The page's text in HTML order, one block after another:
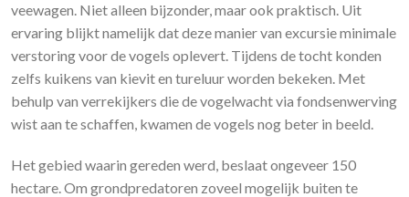
veewagen. Niet alleen bijzonder, maar ook praktisch. Uit
ervaring blijkt namelijk dat deze manier van excursie minimale
verstoring voor de vogels oplevert. Tijdens de tocht konden
zelfs kuikens van kievit en tureluur worden bekeken. Met
behulp van verrekijkers die de vogelwacht via fondsenwerving
wist aan te schaffen, kwamen de vogels nog beter in beeld.
Het gebied waarin gereden werd, beslaat ongeveer 150
hectare. Om grondpredatoren zoveel mogelijk buiten te